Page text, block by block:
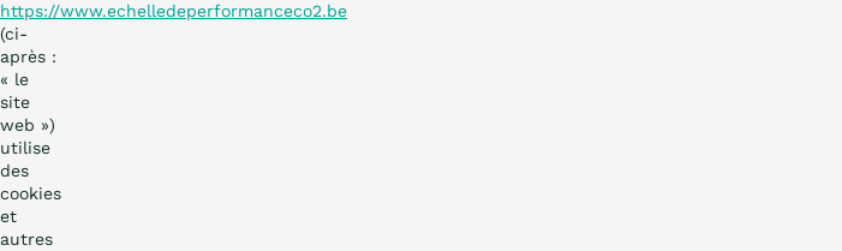
https://www.echelledeperformanceco2.be
(ci-
après :
« le
site
web »)
utilise
des
cookies
et
autres